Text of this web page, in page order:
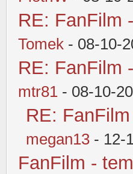
RE: FanFilm
Tomek - 08-10-
RE: FanFilm
mtr81 - 08-10-
RE:
megan13 - 12-
FanFilm -